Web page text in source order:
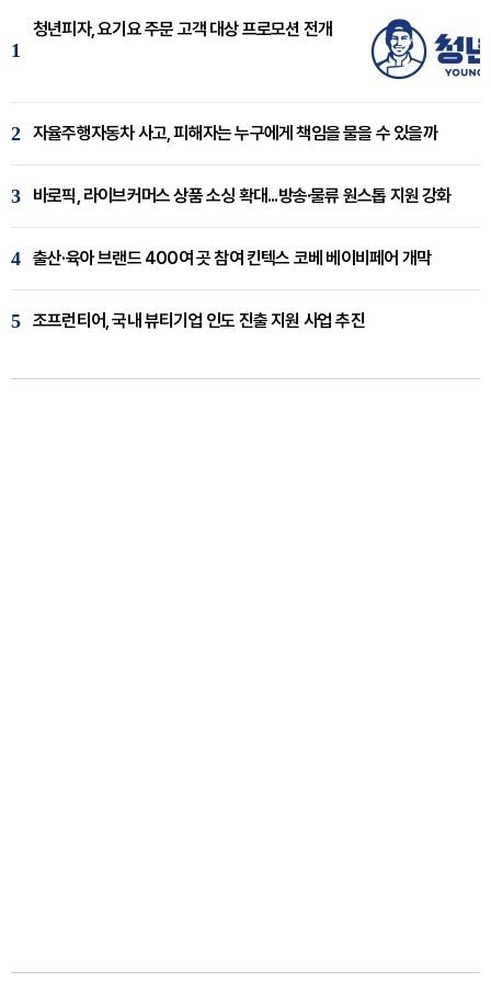
1
청년피자, 요기요 주문 고객 대상 프로모션 전개
2 자율주행자동차 사고, 피해자는 누구에게 책임을 물을 수 있을까
3 바로픽, 라이브커머스 상품 소싱 확대...방송·물류 원스톱 지원 강화
4 출산·육아 브랜드 400여 곳 참여 킨텍스 코베 베이비페어 개막
5 조프런티어, 국내 뷰티기업 인도 진출 지원 사업 추진